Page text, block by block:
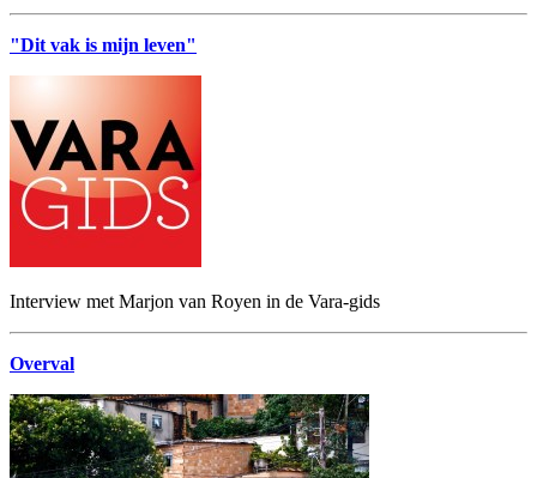
"Dit vak is mijn leven"
Interview met Marjon van Royen in de Vara-gids
Overval